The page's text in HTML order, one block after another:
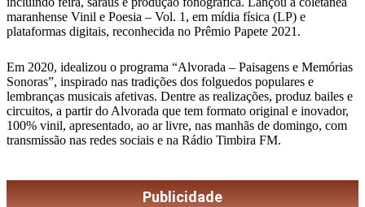
maranhense Vinil e Poesia – Vol. 1, em mídia física (LP) e
plataformas digitais, reconhecida no Prêmio Papete 2021.
Em 2020, idealizou o programa “Alvorada – Paisagens e Memórias
Sonoras”, inspirado nas tradições dos folguedos populares e
lembranças musicais afetivas. Dentre as realizações, produz bailes e
circuitos, a partir do Alvorada que tem formato original e inovador,
100% vinil, apresentado, ao ar livre, nas manhãs de domingo, com
transmissão nas redes sociais e na Rádio Timbira FM.
Publicidade